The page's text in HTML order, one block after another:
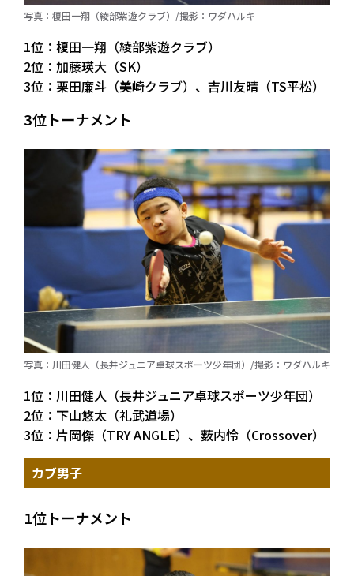
写真：榎田一翔（綾部紫遊クラブ）/撮影：ワダハルキ
1位：榎田一翔（綾部紫遊クラブ）
2位：加藤瑛大（SK）
3位：栗田廉斗（美崎クラブ）、吉川友晴（TS平松）
3位トーナメント
写真：川田健人（長井ジュニア卓球スポーツ少年団）/撮影：ワダハルキ
1位：川田健人（長井ジュニア卓球スポーツ少年団）
2位：下山悠太（礼武道場）
3位：片岡傑（TRY ANGLE）、薮内怜（Crossover）
カブ男子
1位トーナメント